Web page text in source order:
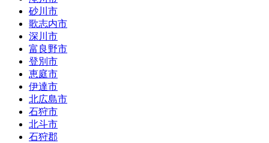
砂川市
歌志内市
深川市
富良野市
登別市
恵庭市
伊達市
北広島市
石狩市
北斗市
石狩郡